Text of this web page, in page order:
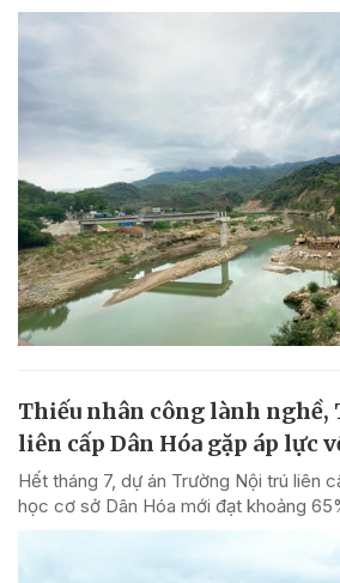
Thiếu nhân công lành nghề,
liên cấp Dân Hóa gặp áp lực
Hết tháng 7, dự án Trường Nội trú liên
học cơ sở Dân Hóa mới đạt khoảng